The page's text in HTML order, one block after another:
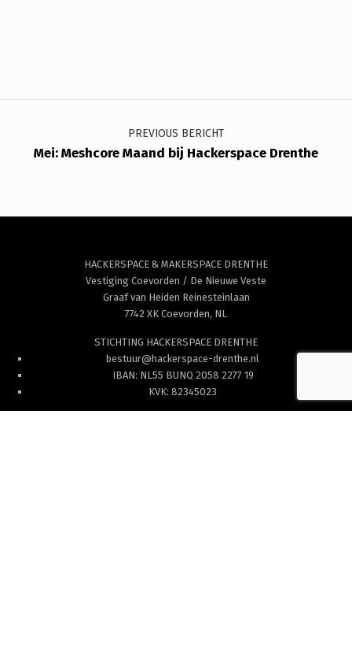
Bericht navigatie
PREVIOUS BERICHT
Mei: Meshcore Maand bij Hackerspace Drenthe
HACKERSPACE & MAKERSPACE DRENTHE
Vestiging Coevorden / De Nieuwe Veste
Graaf van Heiden Reinesteinlaan
7742 XK Coevorden, NL
STICHTING HACKERSPACE DRENTHE
bestuur@hackerspace-drenthe.nl
IBAN: NL55 BUNQ 2058 2277 19
KVK: 82345023